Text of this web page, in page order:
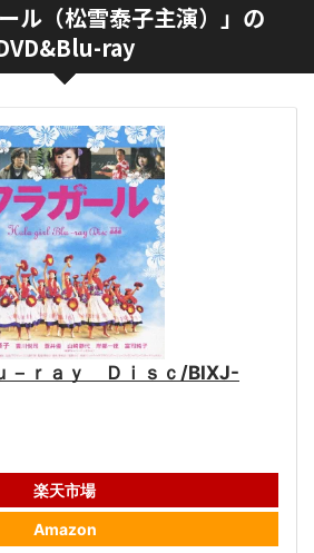
ル（松雪泰子主演）」の
ray
－ｒａｙ Ｄｉｓｃ/BIXJ-
楽天市場
Amazon